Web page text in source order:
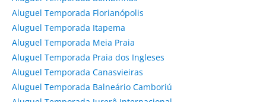
Aluguel Temporada Florianópolis
Aluguel Temporada Itapema
Aluguel Temporada Meia Praia
Aluguel Temporada Praia dos Ingleses
Aluguel Temporada Canasvieiras
Aluguel Temporada Balneário Camboriú